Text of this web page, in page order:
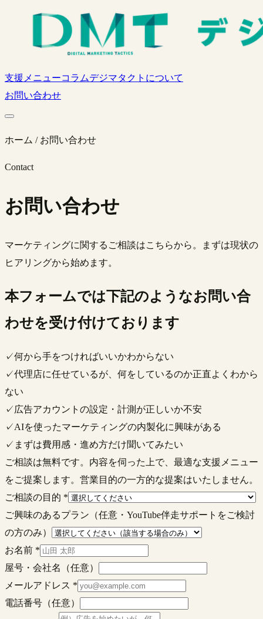
支援メニューコラムデジマタクトについて
お問い合わせ
ホーム / お問い合わせ
Contact
お問い合わせ
マーケティングに関するご相談はこちらから。まずは現状の
ヒアリングから始めます。
本フォームでは下記のようなお問い合
わせを受け付けております
✓何から手をつければいいかわからない
✓代理店に任せているが、何をしているのか正直よくわから
ない
✓ 広告アカウントの設定・計測が正しいか不安
✓AIを使ったマーケティングの内製化に興味がある
✓ まずは費用感・進め方だけ聞いてみたい
ご相談は無料です。内容を伺った上で、最適な支援メニュー
をご提案します。営業目的の一方的な提案はいたしません。
ご相談の目的 *
ご興味のあるプラン（任意・YouTube伴走サポートをご検討
の方のみ）
お名前 *
屋号・会社名（任意）
メールアドレス *
電話番号（任意）